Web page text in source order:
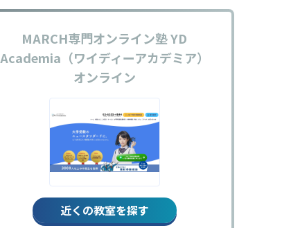
MARCH専門オンライン塾 YD
Academia（ワイディーアカデミア）
オンライン
近くの教室を探す